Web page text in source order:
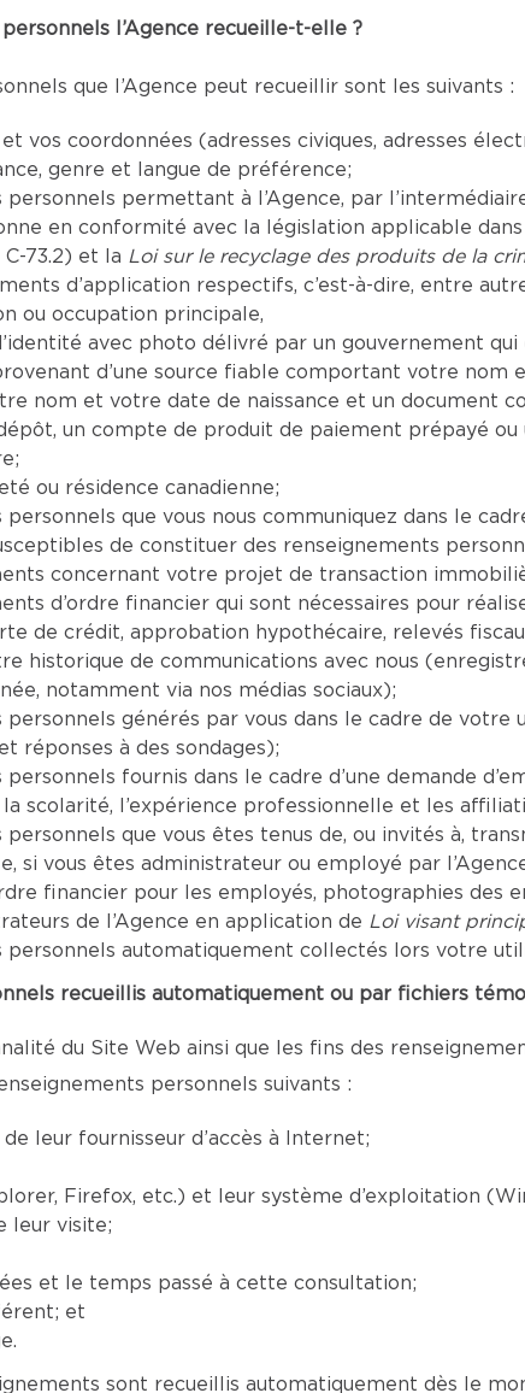
l’Agence recueille-t-elle ?
que l’Agence peut recueillir sont les suivants :
vos coordonnées (adresses civiques, adresses
genre et langue de préférence;
personnels permettant à l’Agence, par
en conformité avec la législation applicable
73.2) et la Loi sur le recyclage des produits de la
d’application respectifs, c’est-à-dire, entre
ou occupation principale,
avec photo délivré par un gouvernement qui
d’une source fiable comportant votre nom
nom et votre date de naissance et un document
un compte de produit de paiement prépayé
ou résidence canadienne;
personnels que vous nous communiquez dans le
de constituer des renseignements
concernant votre projet de transaction
d’ordre financier qui sont nécessaires pour
de crédit, approbation hypothécaire, relevés
historique de communications avec nous
notamment via nos médias sociaux);
personnels générés par vous dans le cadre de
réponses à des sondages);
fournis dans le cadre d’une demande
scolarité, l’expérience professionnelle et les
personnels que vous êtes tenus de, ou invités à,
si vous êtes administrateur ou employé par
financier pour les employés, photographies
de l’Agence en application de Loi visant
personnels automatiquement collectés lors votre
recueillis automatiquement ou par fichiers
du Site Web ainsi que les fins des
personnels suivants :
leur fournisseur d’accès à Internet;
Firefox, etc.) et leur système d’exploitation
leur visite;
et le temps passé à cette consultation;
et
sont recueillis automatiquement dès le